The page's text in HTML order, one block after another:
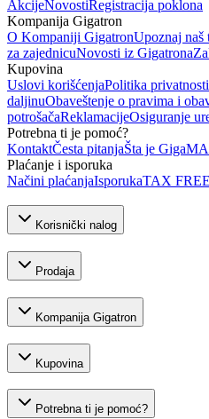
AkcijeNovostiRegistracija poklona
Kompanija Gigatron
O Kompaniji GigatronUpoznaj naš
za zajednicuNovosti iz Gigatrona
Kupovina
Uslovi korišćenjaPolitika privatnosti
daljinuObaveštenje o pravima i
potrošačaReklamacijeOsiguranje
Potrebna ti je pomoć?
KontaktČesta pitanjaŠta je
Plaćanje i isporuka
Načini plaćanjaIsporukaTAX
Korisnički nalog
Prodaja
Kompanija Gigatron
Kupovina
Potrebna ti je pomoć?